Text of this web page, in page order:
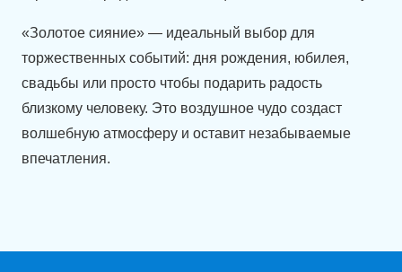
«Золотое сияние» — идеальный выбор для
торжественных событий: дня рождения, юбилея,
свадьбы или просто чтобы подарить радость
близкому человеку. Это воздушное чудо создаст
волшебную атмосферу и оставит незабываемые
впечатления.